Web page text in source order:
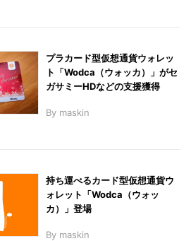
プラカード型仮想通貨ウォレッ
ト「Wodca（ウォッカ）」がセ
ガサミーHDなどの支援獲得
By maskin
持ち運べるカード型仮想通貨ウ
ォレット「Wodca（ウォッ
カ）」登場
By maskin